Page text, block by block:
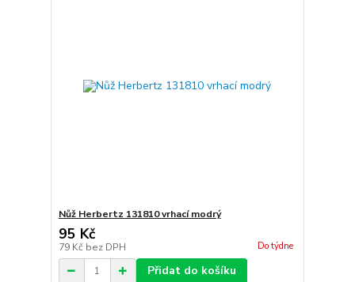
Nůž Herbertz 131810 vrhací modrý
95 Kč
79 Kč bez DPH Do týdne
Přidat do košíku